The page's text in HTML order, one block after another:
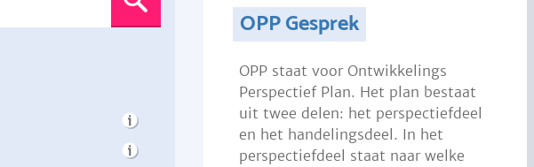
OPP Gesprek
OPP staat voor Ontwikkelings
Perspectief Plan. Het plan bestaat
uit twee delen: het perspectiefdeel
en het handelingsdeel. In het
perspectiefdeel staat naar welke